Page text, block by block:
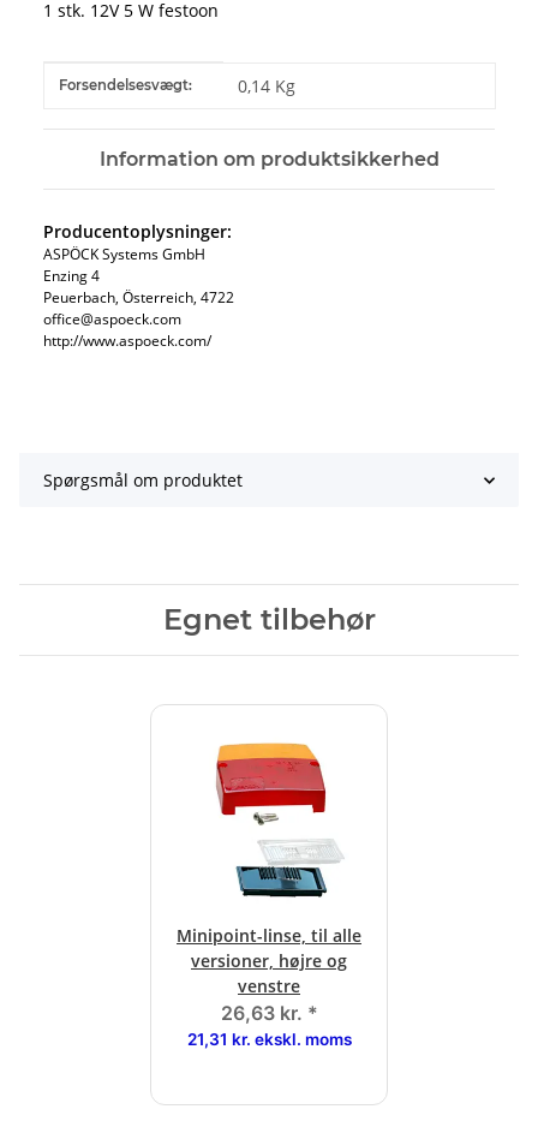
1 stk. 12V 5 W festoon
#productDetails.itemInformation#
#productDetails.itemValue#
Forsendelsesvægt: 0,14 Kg
Information om produktsikkerhed
Producentoplysninger:
ASPÖCK Systems GmbH
Enzing 4
Peuerbach, Österreich, 4722
office@aspoeck.com
http://www.aspoeck.com/
Spørgsmål om produktet
Egnet tilbehør
Minipoint-linse, til alle
versioner, højre og
venstre
26,63 kr. *
21,31 kr. ekskl. moms